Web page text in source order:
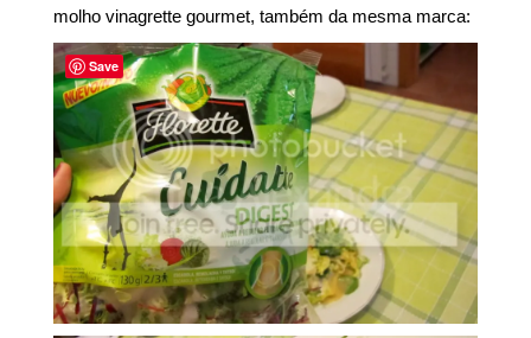
molho vinagrette gourmet, também da mesma marca:
Save